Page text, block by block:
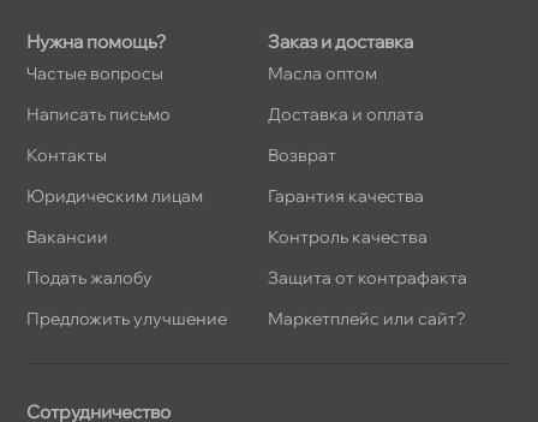
Нужна помощь?
Частые вопросы
Написать письмо
Контакты
Юридическим лицам
акансии
Подать жалобу
Предложить улучшение
Заказ и доставка
Масла оптом
Доставка и оплата
озврат
Гарантия качества
Контроль качества
Защита от контрафакта
Маркетплейс или сайт?
Сотрудничество